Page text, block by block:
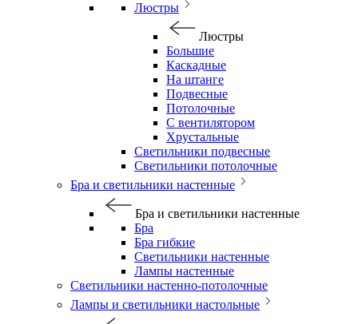
Люстры
Люстры
Большие
Каскадные
На штанге
Подвесные
Потолочные
С вентилятором
Хрустальные
Светильники подвесные
Светильники потолочные
Бра и светильники настенные
Бра и светильники настенные
Бра
Бра гибкие
Светильники настенные
Лампы настенные
Светильники настенно-потолочные
Лампы и светильники настольные